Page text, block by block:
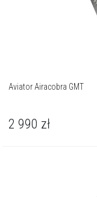
Aviator Airacobra GMT
2 990 zł